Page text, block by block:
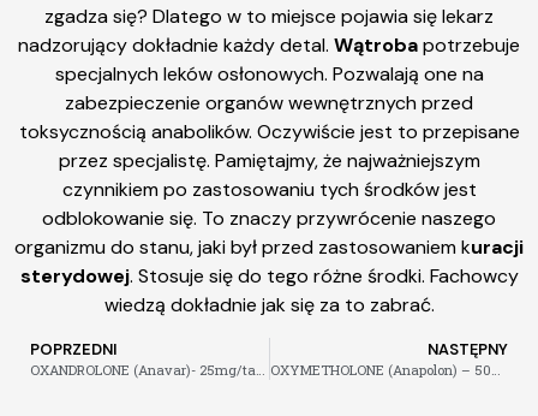
zgadza się? Dlatego w to miejsce pojawia się lekarz
nadzorujący dokładnie każdy detal. Wątrobapotrzebuje
specjalnych leków osłonowych. Pozwalają one na
zabezpieczenie organów wewnętrznych przed
toksycznością anabolików. Oczywiście jest to przepisane
przez specjalistę. Pamiętajmy, że najważniejszym
czynnikiem po zastosowaniu tych środków jest
odblokowanie się. To znaczy przywrócenie naszego
organizmu do stanu, jaki był przed zastosowaniem kuracji
sterydowej. Stosuje się do tego różne środki. Fachowcy
wiedzą dokładnie jak się za to zabrać.
POPRZEDNI NASTĘPNY